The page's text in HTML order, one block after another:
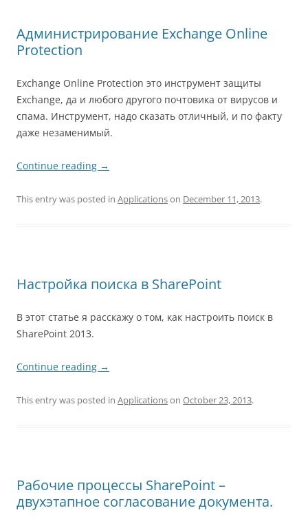
Администрирование Exchange Online
Protection
Exchange Online Protection это инструмент защиты
Exchange, да и любого другого почтовика от вирусов и
спама. Инструмент, надо сказать отличный, и по факту
даже незаменимый.
Continue reading →
This entry was posted in Applicationson December 11, 2013.
Настройка поиска в SharePoint
В этот статье я расскажу о том, как настроить поиск в
SharePoint 2013.
Continue reading →
This entry was posted in Applicationson October 23, 2013.
Рабочие процессы SharePoint –
двухэтапное согласование документа.